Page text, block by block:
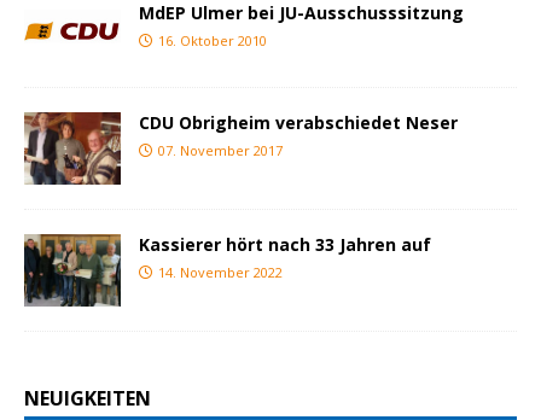
MdEP Ulmer bei JU-Ausschusssitzung
16. Oktober 2010
CDU Obrigheim verabschiedet Neser
07. November 2017
Kassierer hört nach 33 Jahren auf
14. November 2022
NEUIGKEITEN